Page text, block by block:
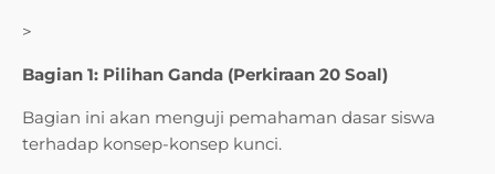
>
Bagian 1: Pilihan Ganda (Perkiraan 20 Soal)
Bagian ini akan menguji pemahaman dasar siswa
terhadap konsep-konsep kunci.